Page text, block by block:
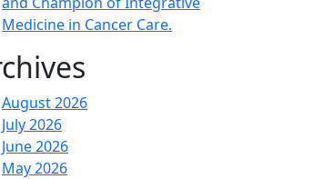
Medicine in Cancer Care.
August 2026
July 2026
June 2026
May 2026